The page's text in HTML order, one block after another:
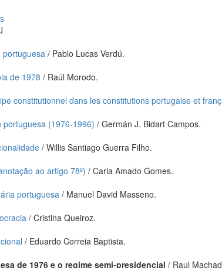
portuguesa / Pablo Lucas Verdú.
de 1978 / Raúl Morodo.
constitutionnel dans les constitutions portugaise et
(1976-1996) / Germán J. Bidart Campos.
/ Willis Santiago Guerra Filho.
ao artigo 78º) / Carla Amado Gomes.
portuguesa/ Manuel David Masseno.
/ Cristina Queiroz.
/ Eduardo Correia Baptista.
de 1976 e o regime semi-presidencial / Raul